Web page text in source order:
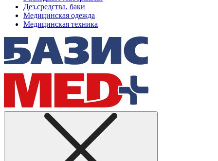
Дез.средства, баки
Медицинская одежда
Медицинская техника